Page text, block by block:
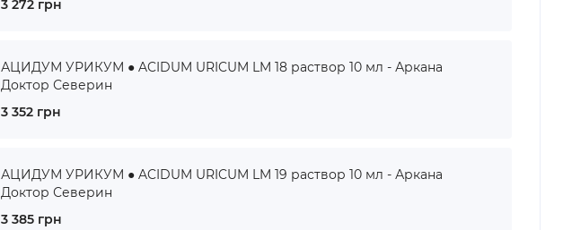
3 272 грн
АЦИДУМ УРИКУМ ● ACIDUM URICUM LM 18 раствор 10 мл - Аркана
Доктор Северин
3 352 грн
АЦИДУМ УРИКУМ ● ACIDUM URICUM LM 19 раствор 10 мл - Аркана
Доктор Северин
3 385 грн